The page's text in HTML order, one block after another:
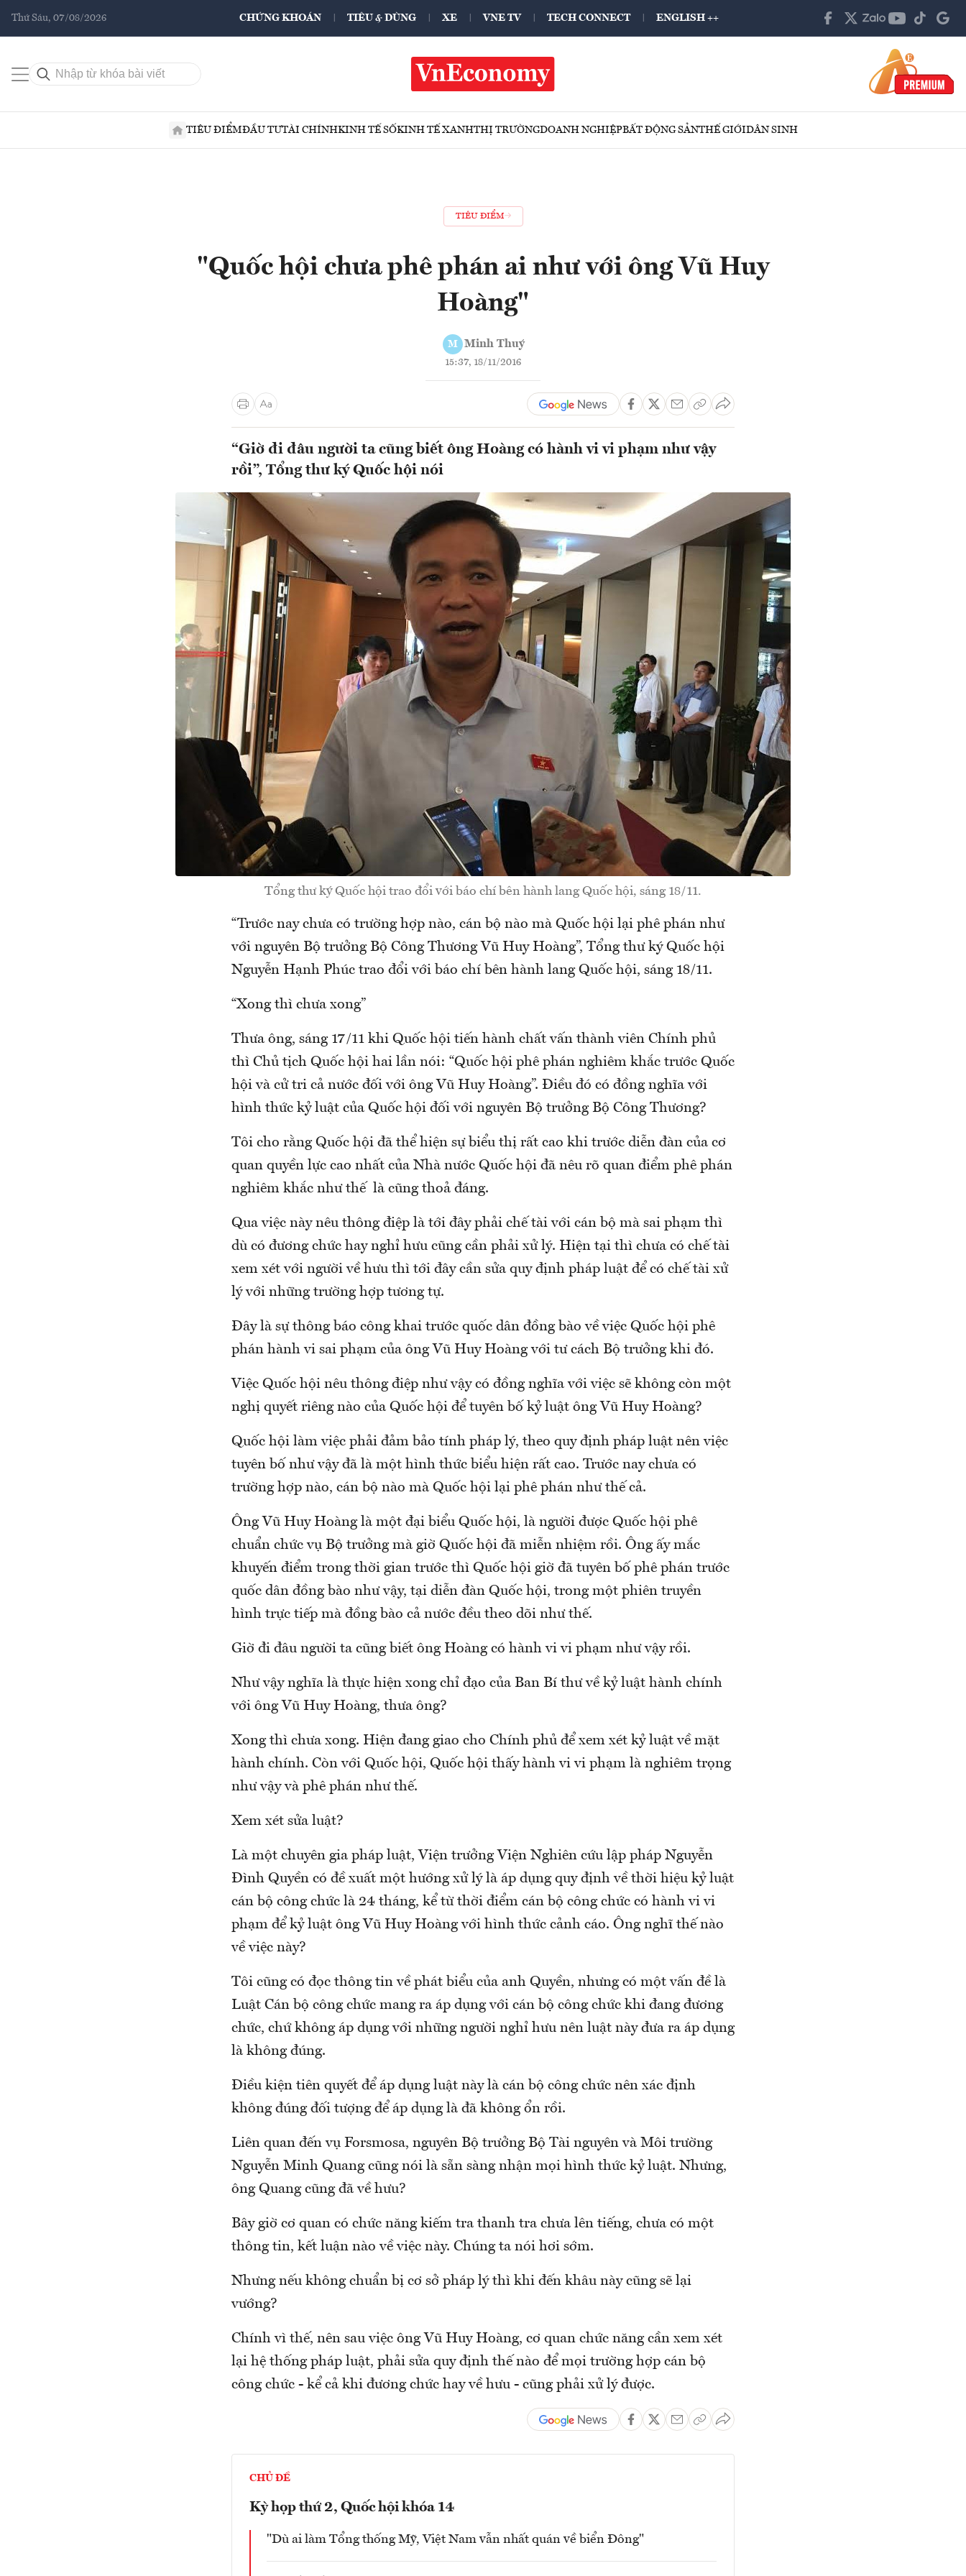
Thứ Sáu, 07/08/2026 CHỨNG KHOÁN TIÊU & DÙNG XE VNE TV TECH CONNECT ENGLISH ++
TIÊU ĐIỂMĐẦU TƯTÀI CHÍNHKINH TẾ SỐKINH TẾ XANHTHỊ TRƯỜNGDOANH NGHIỆPBẤT ĐỘNG SẢNTHẾ GIỚIDÂN SINH
TIÊU ĐIỂM
"Quốc hội chưa phê phán ai như với ông Vũ Huy
Hoàng"
M Minh Thuý
15:37, 18/11/2016
“Giờ đi đâu người ta cũng biết ông Hoàng có hành vi vi phạm như vậy
rồi”, Tổng thư ký Quốc hội nói
Tổng thư ký Quốc hội trao đổi với báo chí bên hành lang Quốc hội, sáng 18/11.
“Trước nay chưa có trường hợp nào, cán bộ nào mà Quốc hội lại phê phán như
với nguyên Bộ trưởng Bộ Công Thương Vũ Huy Hoàng”, Tổng thư ký Quốc hội
Nguyễn Hạnh Phúc trao đổi với báo chí bên hành lang Quốc hội, sáng 18/11.
“Xong thì chưa xong”
Thưa ông, sáng 17/11 khi Quốc hội tiến hành chất vấn thành viên Chính phủ
thì Chủ tịch Quốc hội hai lần nói: “Quốc hội phê phán nghiêm khắc trước Quốc
hội và cử tri cả nước đối với ông Vũ Huy Hoàng”. Điều đó có đồng nghĩa với
hình thức kỷ luật của Quốc hội đối với nguyên Bộ trưởng Bộ Công Thương?
Tôi cho rằng Quốc hội đã thể hiện sự biểu thị rất cao khi trước diễn đàn của cơ
quan quyền lực cao nhất của Nhà nước Quốc hội đã nêu rõ quan điểm phê phán
nghiêm khắc như thế là cũng thoả đáng.
Qua việc này nêu thông điệp là tới đây phải chế tài với cán bộ mà sai phạm thì
dù có đương chức hay nghỉ hưu cũng cần phải xử lý. Hiện tại thì chưa có chế tài
xem xét với người về hưu thì tới đây cần sửa quy định pháp luật để có chế tài xử
lý với những trường hợp tương tự.
Đây là sự thông báo công khai trước quốc dân đồng bào về việc Quốc hội phê
phán hành vi sai phạm của ông Vũ Huy Hoàng với tư cách Bộ trưởng khi đó.
Việc Quốc hội nêu thông điệp như vậy có đồng nghĩa với việc sẽ không còn một
nghị quyết riêng nào của Quốc hội để tuyên bố kỷ luật ông Vũ Huy Hoàng?
Quốc hội làm việc phải đảm bảo tính pháp lý, theo quy định pháp luật nên việc
tuyên bố như vậy đã là một hình thức biểu hiện rất cao. Trước nay chưa có
trường hợp nào, cán bộ nào mà Quốc hội lại phê phán như thế cả.
Ông Vũ Huy Hoàng là một đại biểu Quốc hội, là người được Quốc hội phê
chuẩn chức vụ Bộ trưởng mà giờ Quốc hội đã miễn nhiệm rồi. Ông ấy mắc
khuyến điểm trong thời gian trước thì Quốc hội giờ đã tuyên bố phê phán trước
quốc dân đồng bào như vậy, tại diễn đàn Quốc hội, trong một phiên truyền
hình trực tiếp mà đồng bào cả nước đều theo dõi như thế.
Giờ đi đâu người ta cũng biết ông Hoàng có hành vi vi phạm như vậy rồi.
Như vậy nghĩa là thực hiện xong chỉ đạo của Ban Bí thư về kỷ luật hành chính
với ông Vũ Huy Hoàng, thưa ông?
Xong thì chưa xong. Hiện đang giao cho Chính phủ để xem xét kỷ luật về mặt
hành chính. Còn với Quốc hội, Quốc hội thấy hành vi vi phạm là nghiêm trọng
như vậy và phê phán như thế.
Xem xét sửa luật?
Là một chuyên gia pháp luật, Viện trưởng Viện Nghiên cứu lập pháp Nguyễn
Đình Quyền có đề xuất một hướng xử lý là áp dụng quy định về thời hiệu kỷ luật
cán bộ công chức là 24 tháng, kể từ thời điểm cán bộ công chức có hành vi vi
phạm để kỷ luật ông Vũ Huy Hoàng với hình thức cảnh cáo. Ông nghĩ thế nào
về việc này?
Tôi cũng có đọc thông tin về phát biểu của anh Quyền, nhưng có một vấn đề là
Luật Cán bộ công chức mang ra áp dụng với cán bộ công chức khi đang đương
chức, chứ không áp dụng với những người nghỉ hưu nên luật này đưa ra áp dụng
là không đúng.
Điều kiện tiên quyết để áp dụng luật này là cán bộ công chức nên xác định
không đúng đối tượng để áp dụng là đã không ổn rồi.
Liên quan đến vụ Forsmosa, nguyên Bộ trưởng Bộ Tài nguyên và Môi trường
Nguyễn Minh Quang cũng nói là sẵn sàng nhận mọi hình thức kỷ luật. Nhưng,
ông Quang cũng đã về hưu?
Bây giờ cơ quan có chức năng kiếm tra thanh tra chưa lên tiếng, chưa có một
thông tin, kết luận nào về việc này. Chúng ta nói hơi sớm.
Nhưng nếu không chuẩn bị cơ sở pháp lý thì khi đến khâu này cũng sẽ lại
vướng?
Chính vì thế, nên sau việc ông Vũ Huy Hoàng, cơ quan chức năng cần xem xét
lại hệ thống pháp luật, phải sửa quy định thế nào để mọi trường hợp cán bộ
công chức - kể cả khi đương chức hay về hưu - cũng phải xử lý được.
CHỦ ĐỀ
Kỳ họp thứ 2, Quốc hội khóa 14
"Dù ai làm Tổng thống Mỹ, Việt Nam vẫn nhất quán về biển Đông"